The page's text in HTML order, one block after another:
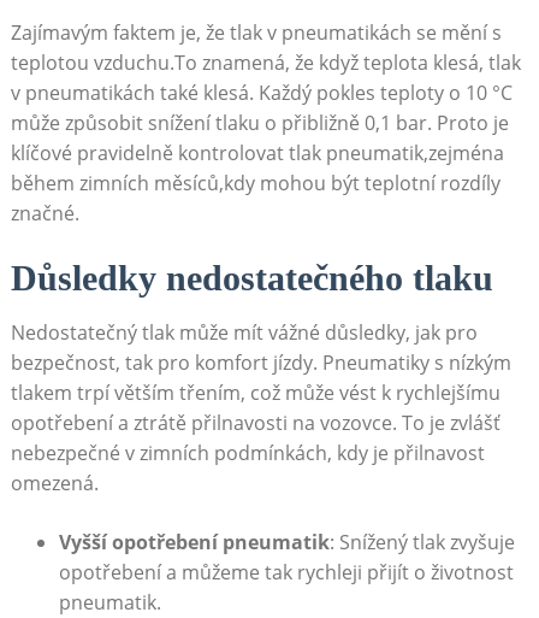
Zajímavým faktem je, že tlak v pneumatikách se mění s
teplotou vzduchu.To znamená, že když teplota klesá, tlak
v pneumatikách také klesá. Každý pokles teploty o 10 °C
může způsobit snížení tlaku o přibližně 0,1 bar. Proto je
klíčové pravidelně kontrolovat tlak pneumatik,zejména
během zimních měsíců,kdy mohou být teplotní rozdíly
značné.
Důsledky nedostatečného tlaku
Nedostatečný tlak může mít vážné důsledky, jak pro
bezpečnost, tak pro komfort jízdy. Pneumatiky s nízkým
tlakem trpí větším třením, což může vést k rychlejšímu
opotřebení a ztrátě přilnavosti na vozovce. To je zvlášť
nebezpečné v zimních podmínkách, kdy je přilnavost
omezená.
Vyšší opotřebení pneumatik: Snížený tlak zvyšuje
opotřebení a můžeme tak rychleji přijít o životnost
pneumatik.